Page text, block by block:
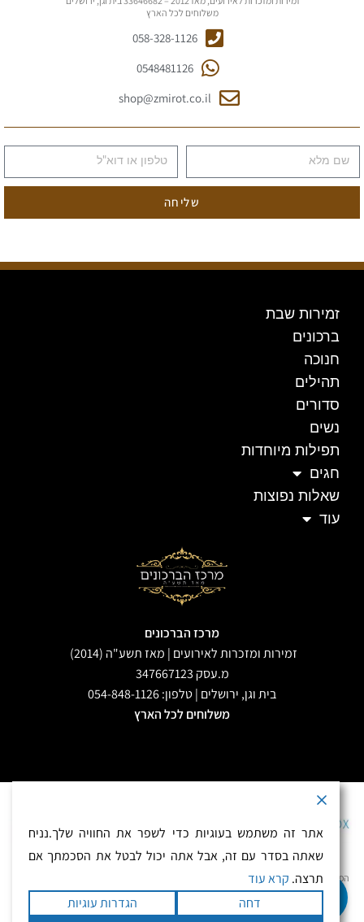
משלוחים לכל הארץ
058-328-1126
0548481126
shop@zmirot.co.il
שליחה
זמירות שבת
ברכונים
חנוכה
תהילים
סדורים
נשים
תפילות מיוחדות
חגים
שאלות נפוצות
עוד
מרכז הברכונים
זמירות ומזכרות לאירועים | מאז תשע"ה (2014)
מ.עסק 347667123
בית וגן, ירושלים | טלפון: 054-848-1126
משלוחים לכל הארץ
התשלום מאובטח בתקן PCI
0548481126 – 0528131549 – 0583281126
משלוחים לכל חלקי הארץ ולחו"ל
אתר זה משתמש בעוגיות כדי לשפר את החוויה שלך.נניח
שאתה בסדר עם זה, אבל אתה יכול לבטל את הסכמתך אם
תרצה. קרא עוד
דחה
הגדרות עוגיות
0